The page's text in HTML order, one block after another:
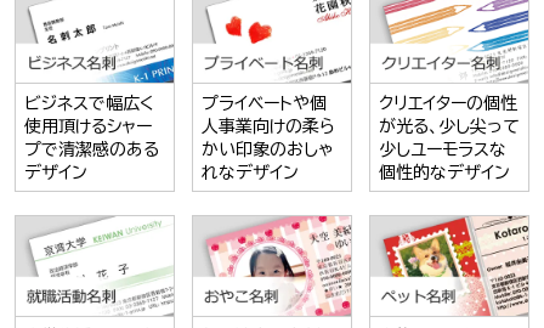
ビジネスで幅広く
使用頂けるシャー
プで清潔感のある
デザイン
プライベートや個
人事業向けの柔ら
かい印象のおしゃ
れなデザイン
クリエイターの個性
が光る、少し尖って
少しユーモラスな
個性的なデザイン